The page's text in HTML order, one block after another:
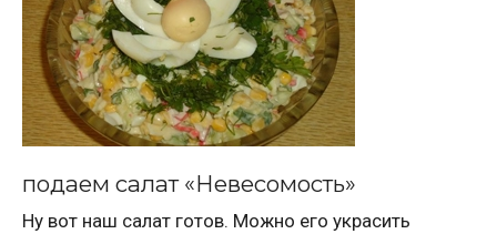
подаем салат «Невесомость»
Ну вот наш салат готов. Можно его украсить